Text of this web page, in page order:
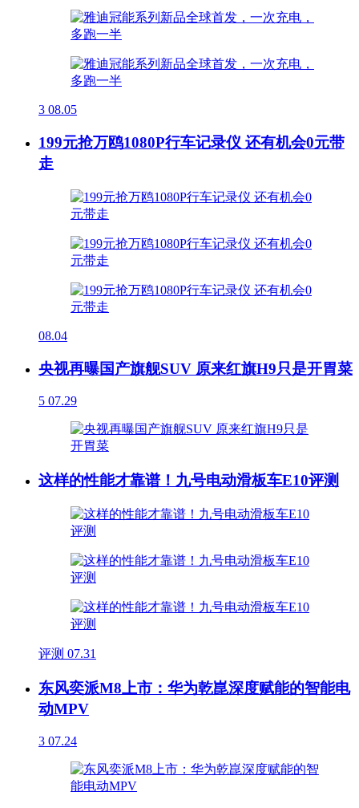
3 08.05
199元抢万鸥1080P行车记录仪 还有机会0元带
走
08.04
央视再曝国产旗舰SUV 原来红旗H9只是开胃菜
5 07.29
这样的性能才靠谱！九号电动滑板车E10评测
评测 07.31
东风奕派M8上市：华为乾崑深度赋能的智能电
动MPV
3 07.24